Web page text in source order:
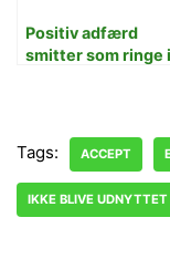
Positiv adfærd
smitter som ringe i
Tags: ACCEPT
IKKE BLIVE UDNYTTET